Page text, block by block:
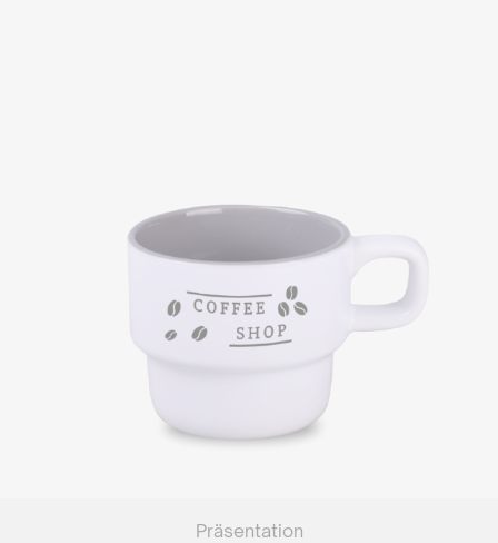
Präsentation